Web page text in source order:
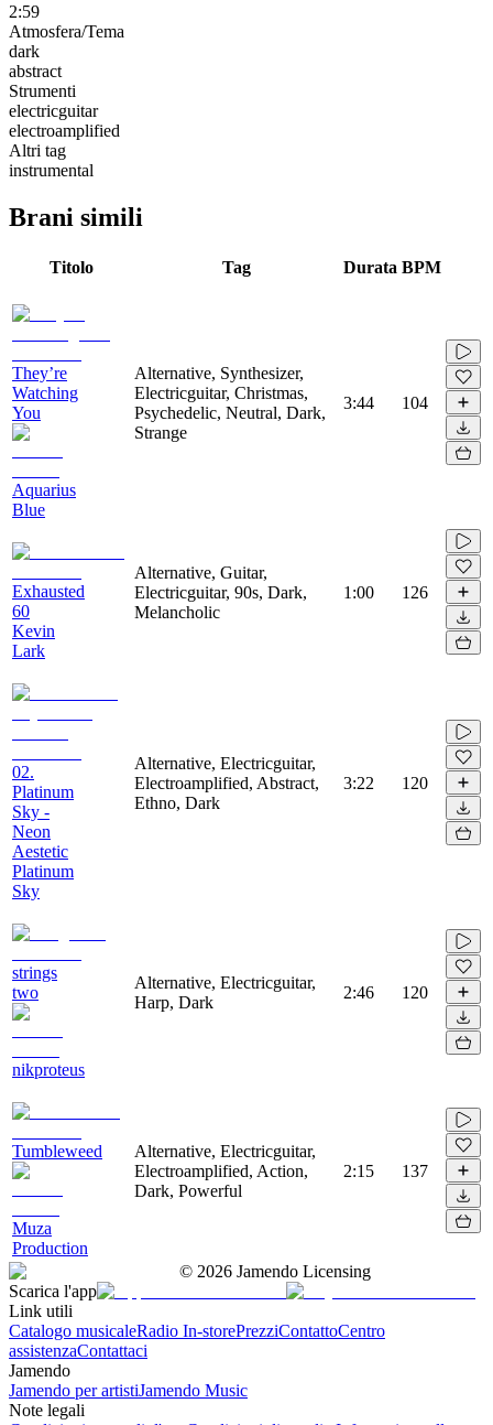
2:59
Atmosfera/Tema
dark
abstract
Strumenti
electricguitar
electroamplified
Altri tag
instrumental
Brani simili
Titolo Tag Durata BPM
They’re
Watching
You
Aquarius
Blue
Alternative, Synthesizer,
Electricguitar, Christmas,
Psychedelic, Neutral, Dark,
Strange
3:44 104
Exhausted
60
Kevin
Lark
Alternative, Guitar,
Electricguitar, 90s, Dark,
Melancholic
1:00 126
02.
Platinum
Sky -
Neon
Aestetic
Platinum
Sky
Alternative, Electricguitar,
Electroamplified, Abstract,
Ethno, Dark
3:22 120
strings
two
nikproteus
Alternative, Electricguitar,
Harp, Dark
2:46 120
Tumbleweed
Muza
Production
Alternative, Electricguitar,
Electroamplified, Action,
Dark, Powerful
2:15 137
© 2026 Jamendo Licensing
Scarica l'app
Link utili
Catalogo musicaleRadio In-storePrezziContattoCentro
assistenzaContattaci
Jamendo
Jamendo per artistiJamendo Music
Note legali